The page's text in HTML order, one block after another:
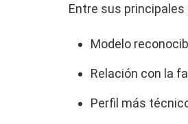
Entre sus
Modelo
Relación con la
Perfil más